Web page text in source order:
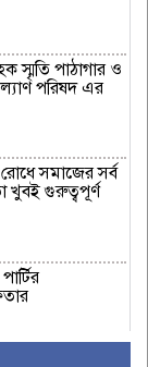
স্মৃতি পাঠাগার ও
পরিষদ এর
সমাজের সর্ব
খুবই গুরুত্বপূর্ণ